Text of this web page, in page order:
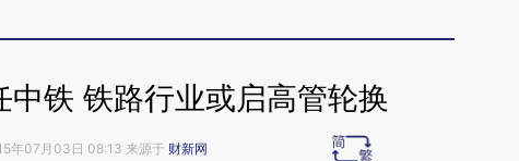
中铁 铁路行业或启高管轮换
年07月03日 08:13 来源于 财新网